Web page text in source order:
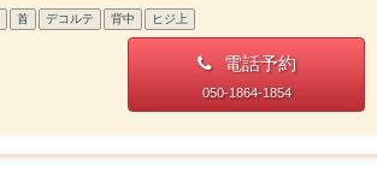
首 デコルテ 背中 ヒジ上
電話予約
050-1864-1854